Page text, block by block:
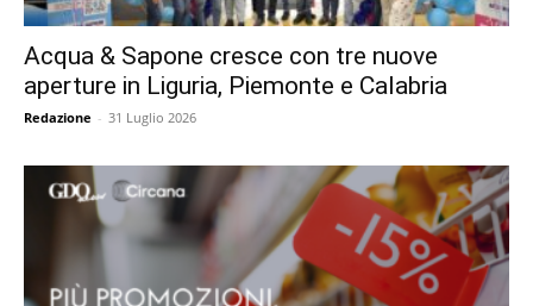
Acqua & Sapone cresce con tre nuove
aperture in Liguria, Piemonte e Calabria
Redazione - 31 Luglio 2026